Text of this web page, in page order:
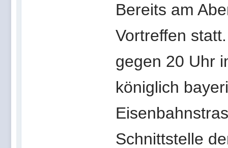
Bereits am
Vortreffen
gegen 20 Uhr
königlich
Schnittstelle